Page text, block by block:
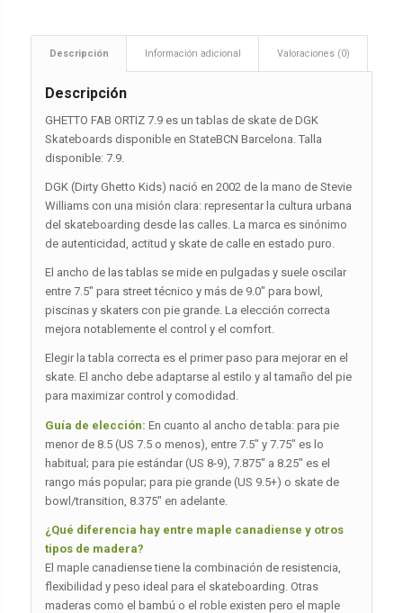
Descripción Información adicional Valoraciones (0)
Descripción
GHETTO FAB ORTIZ 7.9 es un tablas de skate de DGK
Skateboards disponible en StateBCN Barcelona. Talla
disponible: 7.9.
DGK (Dirty Ghetto Kids) nació en 2002 de la mano de Stevie
Williams con una misión clara: representar la cultura urbana
del skateboarding desde las calles. La marca es sinónimo
de autenticidad, actitud y skate de calle en estado puro.
El ancho de las tablas se mide en pulgadas y suele oscilar
entre 7.5″ para street técnico y más de 9.0″ para bowl,
piscinas y skaters con pie grande. La elección correcta
mejora notablemente el control y el comfort.
Elegir la tabla correcta es el primer paso para mejorar en el
skate. El ancho debe adaptarse al estilo y al tamaño del pie
para maximizar control y comodidad.
Guía de elección: En cuanto al ancho de tabla: para pie
menor de 8.5 (US 7.5 o menos), entre 7.5″ y 7.75″ es lo
habitual; para pie estándar (US 8-9), 7.875″ a 8.25″ es el
rango más popular; para pie grande (US 9.5+) o skate de
bowl/transition, 8.375″ en adelante.
¿Qué diferencia hay entre maple canadiense y otros
tipos de madera?
El maple canadiense tiene la combinación de resistencia,
flexibilidad y peso ideal para el skateboarding. Otras
maderas como el bambú o el roble existen pero el maple